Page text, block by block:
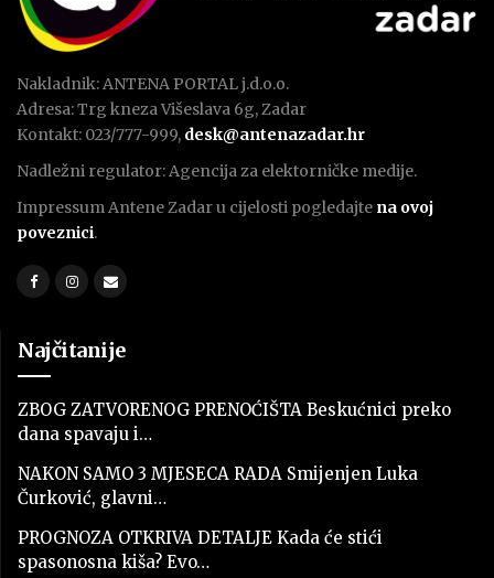
Nakladnik: ANTENA PORTAL j.d.o.o.
Adresa: Trg kneza Višeslava 6g, Zadar
Kontakt: 023/777-999, desk@antenazadar.hr
Nadležni regulator: Agencija za elektorničke medije.
Impressum Antene Zadar u cijelosti pogledajte na ovoj
poveznici.
Najčitanije
ZBOG ZATVORENOG PRENOĆIŠTA Beskućnici preko
dana spavaju i…
NAKON SAMO 3 MJESECA RADA Smijenjen Luka
Čurković, glavni…
PROGNOZA OTKRIVA DETALJE Kada će stići
spasonosna kiša? Evo…